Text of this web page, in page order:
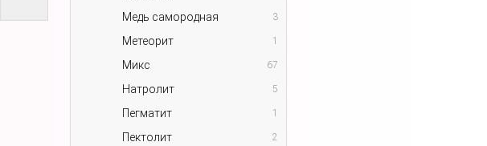
Медь самородная 3
Метеорит 1
Микс 67
Натролит 5
Пегматит 1
Пектолит 2